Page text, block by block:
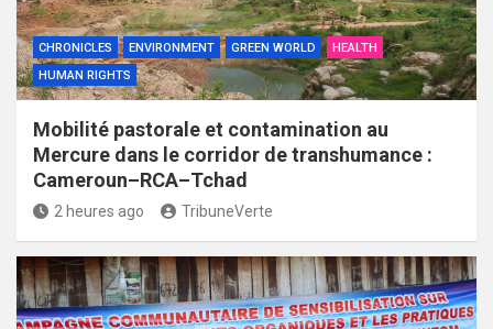
CHRONICLES ENVIRONMENT GREEN WORLD
HEALTH
HUMAN RIGHTS
Mobilité pastorale et contamination au
Mercure dans le corridor de transhumance :
Cameroun–RCA–Tchad
2 heures ago TribuneVerte